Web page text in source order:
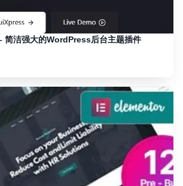
洁强大的WordPress后台主题插件